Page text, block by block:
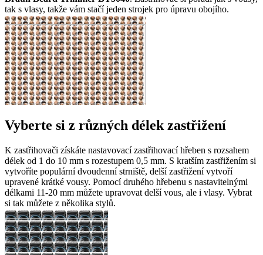
tak s vlasy, takže vám stačí jeden strojek pro úpravu obojího.
Vyberte si z různých délek zastřižení
K zastřihovači získáte nastavovací zastřihovací hřeben s rozsahem
délek od 1 do 10 mm s rozestupem 0,5 mm. S kratším zastřižením si
vytvoříte populární dvoudenní strniště, delší zastřižení vytvoří
upravené krátké vousy. Pomocí druhého hřebenu s nastavitelnými
délkami 11-20 mm můžete upravovat delší vous, ale i vlasy. Vybrat
si tak můžete z několika stylů.